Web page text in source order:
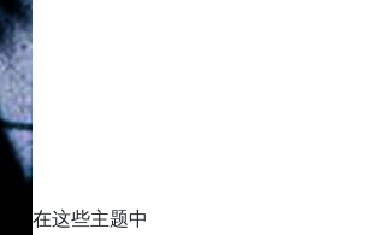
在这些主题中